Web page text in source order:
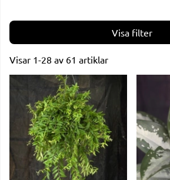
Filtrera
Visar 1-28 av 61 artiklar
Produkter